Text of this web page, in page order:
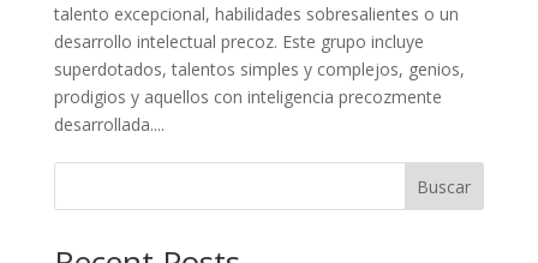
talento excepcional, habilidades sobresalientes o un
desarrollo intelectual precoz. Este grupo incluye
superdotados, talentos simples y complejos, genios,
prodigios y aquellos con inteligencia precozmente
desarrollada....
Buscar